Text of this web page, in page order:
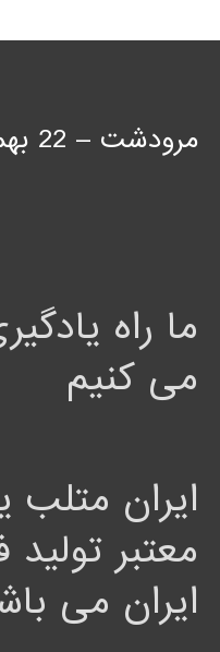
مرودشت – 22 بهمن شمالی
ما راه
می کنیم
ایران متلب
معتبر
ایران می